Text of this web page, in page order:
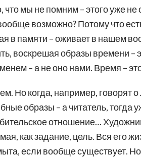
что мы не помним – этого уже
возможно? Потому что
в памяти – оживает в нашем
воскрешая образы времени –
– а не оно нами. Время –
Но когда, например, говорят
образы – а читатель, тогда
отношение…
как задание, цель. Вся его
если вообще существует. Но